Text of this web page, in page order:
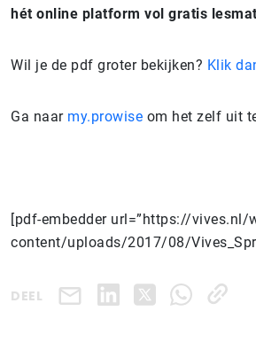
hét online platform vol gratis
Wil je de pdf groter bekijken? Klik
Ga naar my.prowise om het zelf uit
[pdf-embedder url=”https://vives.nl/
content/uploads/2017/08/
DEEL